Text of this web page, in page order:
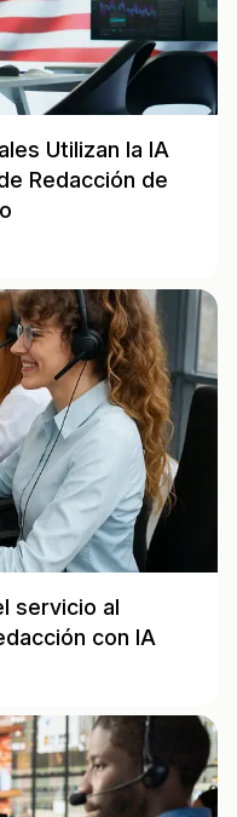
Utilizan la IA
Redacción de
servicio al
con IA